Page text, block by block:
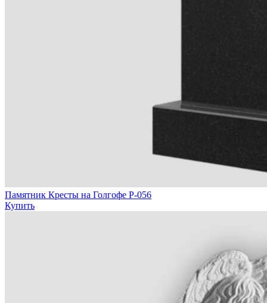
Памятник Кресты на Голгофе Р-056
Купить